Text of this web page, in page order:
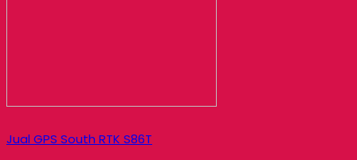
Jual GPS South RTK S86T